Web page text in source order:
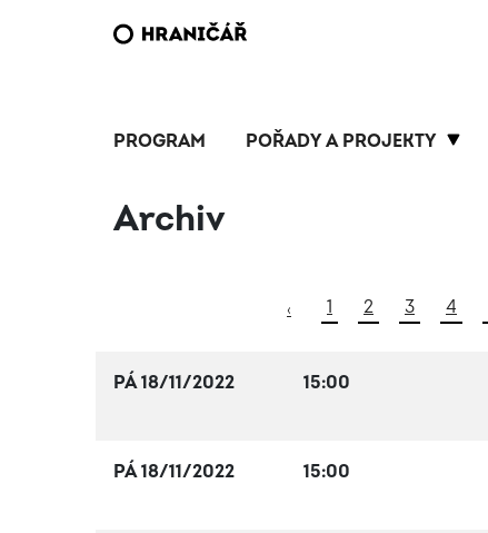
PROGRAM POŘADY A PROJEKTY
Archiv
‹ 1 2 3 4
PÁ 18/11/2022 15:00
PÁ 18/11/2022 15:00